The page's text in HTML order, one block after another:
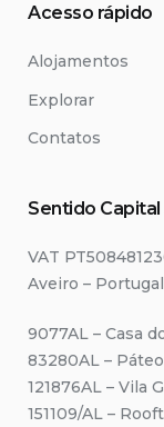
Acesso rápido
Alojamentos
Explorar
Contatos
Sentido Capital
VAT
Aveiro – Portugal
9077AL – Casa
83280AL –
121876AL – Vila
151109/AL –